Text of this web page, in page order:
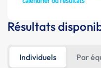
Résultats
Individuels Par